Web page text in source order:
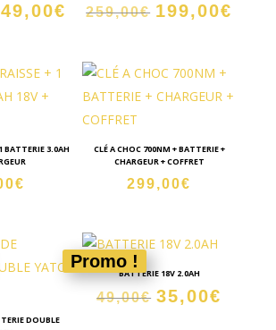
:
€
est :
149,00€.
259,00€ Le
était :
259,00€.
199,00€
BATTERIE 3.0AH
€
CLÉ A CHOC 700NM + BATTERIE +
CHARGEUR + COFFRET
299,00€
DOUBLE
Promo !
BATTERIE 18V 2.0AH
49,00€ Le
35,00€